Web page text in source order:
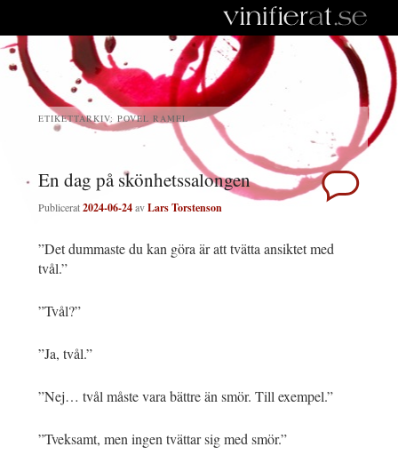
ETIKETTARKIV: POVEL RAMEL
En dag på skönhetssalongen
Publicerat2024-06-24avLars Torstenson
”Det dummaste du kan göra är att tvätta ansiktet med
tvål.”
”Tvål?”
”Ja, tvål.”
”Nej… tvål måste vara bättre än smör. Till exempel.”
”Tveksamt, men ingen tvättar sig med smör.”